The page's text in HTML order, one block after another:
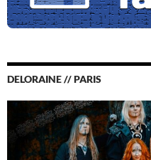
DELORAINE // PARIS